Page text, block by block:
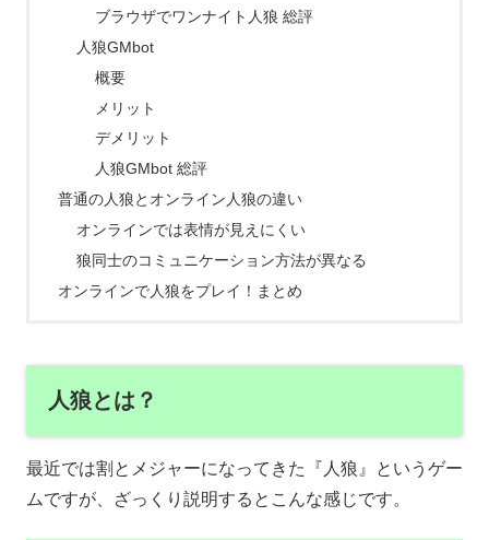
ブラウザでワンナイト人狼 総評
人狼GMbot
概要
メリット
デメリット
人狼GMbot 総評
普通の人狼とオンライン人狼の違い
オンラインでは表情が見えにくい
狼同士のコミュニケーション方法が異なる
オンラインで人狼をプレイ！まとめ
人狼とは？
最近では割とメジャーになってきた『人狼』というゲー
ムですが、ざっくり説明するとこんな感じです。